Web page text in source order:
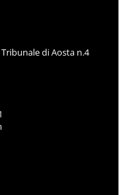
di Aosta n.4